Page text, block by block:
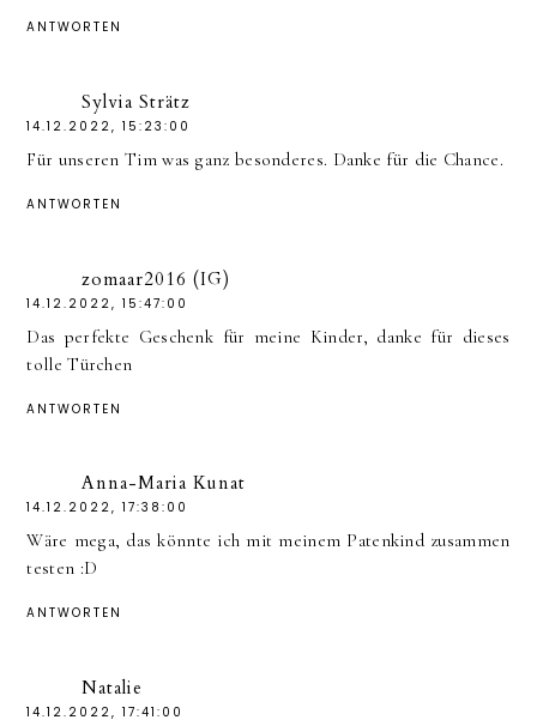
ANTWORTEN
Sylvia Strätz
14.12.2022, 15:23:00
Für unseren Tim was ganz besonderes. Danke für die Chance.
ANTWORTEN
zomaar2016 (IG)
14.12.2022, 15:47:00
Das perfekte Geschenk für meine Kinder, danke für dieses
tolle Türchen
ANTWORTEN
Anna-Maria Kunat
14.12.2022, 17:38:00
Wäre mega, das könnte ich mit meinem Patenkind zusammen
testen :D
ANTWORTEN
Natalie
14.12.2022, 17:41:00